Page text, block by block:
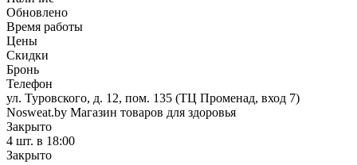
Обновлено
Время работы
Цены
Скидки
Бронь
Телефон
ул. Туровского, д. 12, пом. 135 (ТЦ Променад, вход 7)
Nosweat.by Магазин товаров для здоровья
Закрыто
4 шт. в 18:00
Закрыто